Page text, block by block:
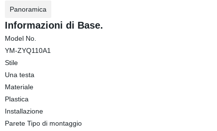
Panoramica
Informazioni di Base.
Model No.
YM-ZYQ110A1
Stile
Una testa
Materiale
Plastica
Installazione
Parete Tipo di montaggio